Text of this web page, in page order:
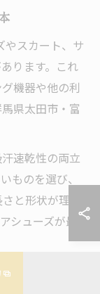
やスカート、サ
ります。これ
機器や他の利
県太田市・富
速乾性の両立
ものを選び、
と形状が理想
シューズが最
のジムでデニ